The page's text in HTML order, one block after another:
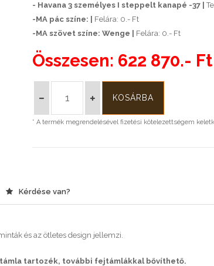
- Havana 3 személyes I steppelt kanapé -37 |
-MA pác színe: |
Felára: 0.- Ft
-MA szövet színe: Wenge |
Felára: 0.- Ft
Összesen: 622 870.- Ft
* A termék megrendelésével fizetési kötelezettségem
Kérdése van?
és az ötletes design jellemzi.
tartozék, további fejtámlákkal bővíthető.